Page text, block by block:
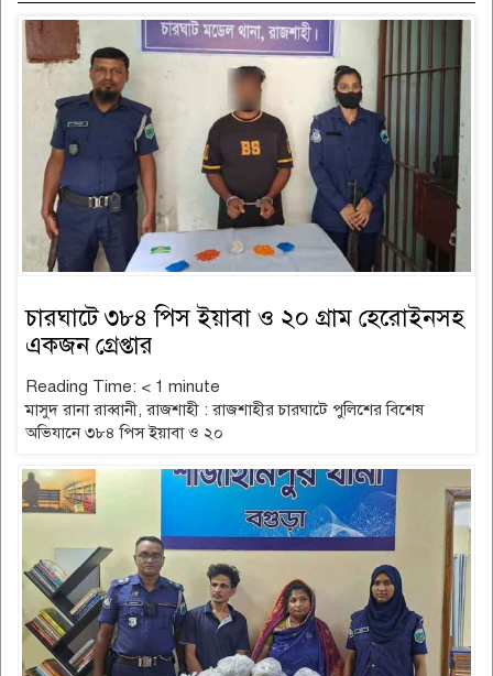
চারঘাটে ৩৮৪ পিস ইয়াবা ও ২০ গ্রাম হেরোইনসহ
একজন গ্রেপ্তার
Reading Time: < 1 minute
মাসুদ রানা রাব্বানী, রাজশাহী : রাজশাহীর চারঘাটে পুলিশের বিশেষ
অভিযানে ৩৮৪ পিস ইয়াবা ও ২০